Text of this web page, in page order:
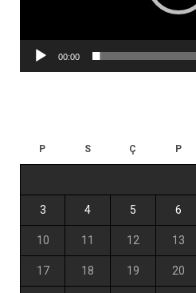
00:00
P S Ç P
3 4 5 6
10 11 12 13
17 18 19 20